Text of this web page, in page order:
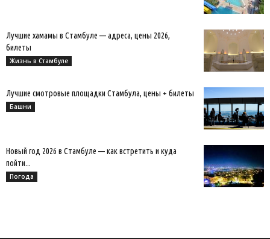
Лучшие хамамы в Стамбуле — адреса, цены 2026,
билеты
Жизнь в Стамбуле
Лучшие смотровые площадки Стамбула, цены + билеты
Башни
Новый год 2026 в Стамбуле — как встретить и куда
пойти...
Погода